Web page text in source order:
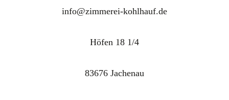
info@zimmerei-kohlhauf.de
Höfen 18 1/4
83676 Jachenau